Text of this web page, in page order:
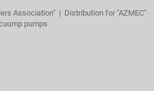
Association" | Distribution for "AZMEC"
pumps